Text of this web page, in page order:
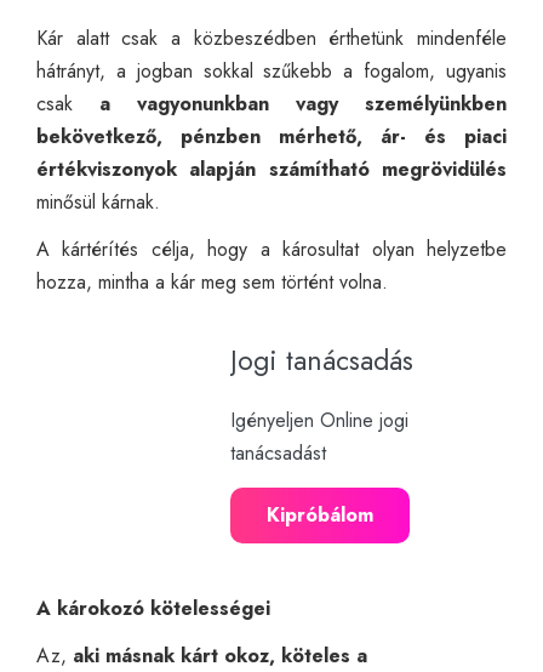
Kár alatt csak a közbeszédben érthetünk mindenféle
hátrányt, a jogban sokkal szűkebb a fogalom, ugyanis
csak a vagyonunkban vagy személyünkben
bekövetkező, pénzben mérhető, ár- és piaci
értékviszonyok alapján számítható megrövidülés
minősül kárnak.
A kártérítés célja, hogy a károsultat olyan helyzetbe
hozza, mintha a kár meg sem történt volna.
Jogi tanácsadás
Igényeljen Online jogi
tanácsadást
Kipróbálom
A károkozó kötelességei
Az, aki másnak kárt okoz, köteles a